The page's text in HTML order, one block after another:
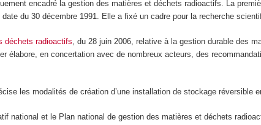
encadré la gestion des matières et déchets radioactifs. La
du 30 décembre 1991. Elle a fixé un cadre pour la recherche
déchets radioactifs , du 28 juin 2006, relative à la gestion durable des
élabore, en concertation avec de nombreux acteurs, des
les modalités de création d’une installation de stockage réversible
national et le Plan national de gestion des matières et déchets